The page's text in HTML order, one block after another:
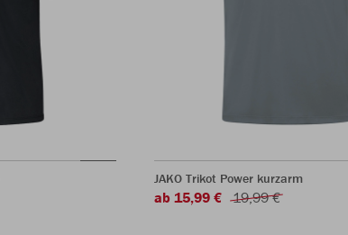
JAKO Trikot Power kurzarm
ab 15,99 € 19,99 €